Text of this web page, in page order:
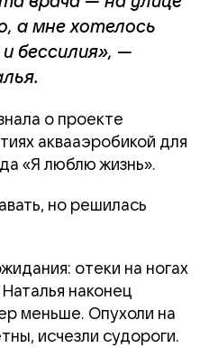
а мне хотелось
бессилия», —
о проекте
аквааэробикой для
«Я люблю жизнь».
но решилась
отеки на ногах
наконец
меньше. Опухоли на
исчезли судороги.